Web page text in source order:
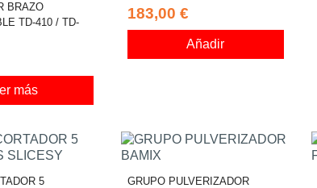
BRAZO
TD-410 / TD-
más
183,00 €
Añadir
5
GRUPO PULVERIZADOR